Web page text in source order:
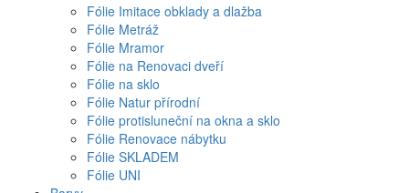
Fólie Imitace obklady a dlažba
Fólie Metráž
Fólie Mramor
Fólie na Renovaci dveří
Fólie na sklo
Fólie Natur přírodní
Fólie protisluneční na okna a sklo
Fólie Renovace nábytku
Fólie SKLADEM
Fólie UNI